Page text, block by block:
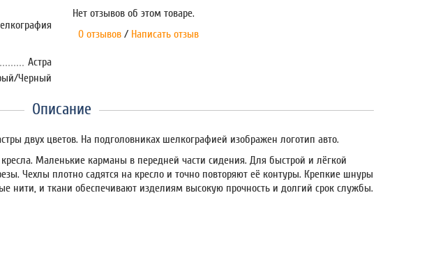
Астра
Черный
Нет отзывов об этом товаре.
0 отзывов / Написать отзыв
Описание
двух цветов. На подголовниках шелкографией изображен логотип авто.
Маленькие карманы в передней части сидения. Для быстрой и лёгкой
Чехлы плотно садятся на кресло и точно повторяют её контуры. Крепкие шнуры
нити, и ткани обеспечивают изделиям высокую прочность и долгий срок службы.